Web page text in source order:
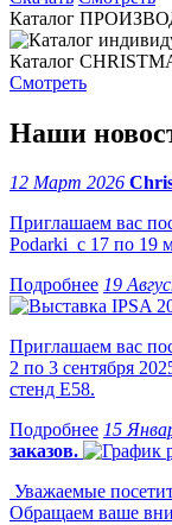
Каталог
Каталог
Смотреть
Наши
12 Март 2026
Приглашаем вас
Podarki с 17 по 19
19
Приглашаем вас
2 по 3 сентября
стенд Е58.
15
заказов.
Уважаемые
Обращаем ваше